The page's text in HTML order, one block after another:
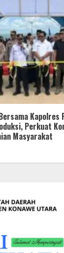
Kapolres
Perkuat
Masyarakat